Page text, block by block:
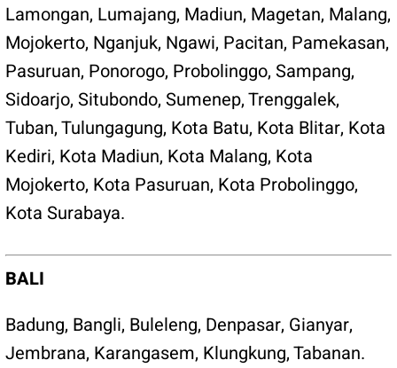
Lamongan, Lumajang, Madiun, Magetan, Malang,
Mojokerto, Nganjuk, Ngawi, Pacitan, Pamekasan,
Pasuruan, Ponorogo, Probolinggo, Sampang,
Sidoarjo, Situbondo, Sumenep,Trenggalek,
Tuban,Tulungagung, Kota Batu, Kota Blitar, Kota
Kediri, Kota Madiun, Kota Malang, Kota
Mojokerto, Kota Pasuruan, Kota Probolinggo,
Kota Surabaya.
BALI
Badung, Bangli, Buleleng, Denpasar, Gianyar,
Jembrana, Karangasem, Klungkung,Tabanan.